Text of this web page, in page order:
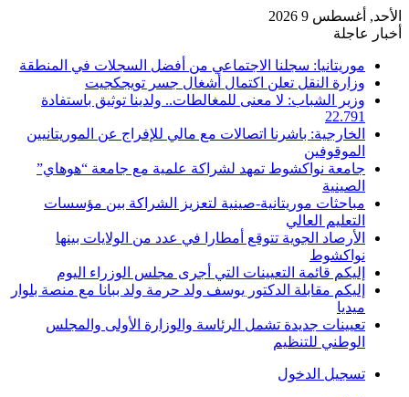
الأحد, أغسطس 9 2026
أخبار عاجلة
موريتانيا: سجلنا الاجتماعي من أفضل السجلات في المنطقة
وزارة النقل تعلن اكتمال أشغال جسر تويجكجيت
وزير الشباب: لا معنى للمغالطات.. ولدينا توثيق باستفادة
22.791
الخارجية: باشرنا اتصالات مع مالي للإفراج عن الموريتانيين
الموقوفين
جامعة نواكشوط تمهد لشراكة علمية مع جامعة “هوهاي”
الصينية
مباحثات موريتانية-صينية لتعزيز الشراكة بين مؤسسات
التعليم العالي
الأرصاد الجوية تتوقع أمطارا في عدد من الولايات بينها
نواكشوط
إليكم قائمة التعيينات التي أجرى مجلس الوزراء اليوم
إليكم مقابلة الدكتور يوسف ولد حرمة ولد ببانا مع منصة بلوار
ميديا
تعيينات جديدة تشمل الرئاسة والوزارة الأولى والمجلس
الوطني للتنظيم
تسجيل الدخول